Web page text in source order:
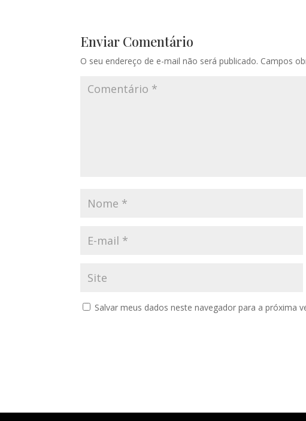
Enviar Comentário
O seu endereço de e-mail não será publicado. Campos
Salvar meus dados neste navegador para a próxima